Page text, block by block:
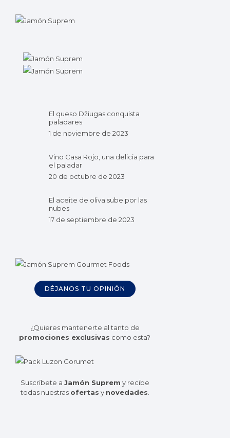
El queso Džiugas conquista
paladares
1 de noviembre de 2023
Vino Casa Rojo, una delicia para
el paladar
20 de octubre de 2023
El aceite de oliva sube por las
nubes
17 de septiembre de 2023
DÉJANOS TU OPINIÓN
¿Quieres mantenerte al tanto de
promociones exclusivas como esta?
Suscríbete a Jamón Suprem y recibe
todas nuestras ofertas y novedades